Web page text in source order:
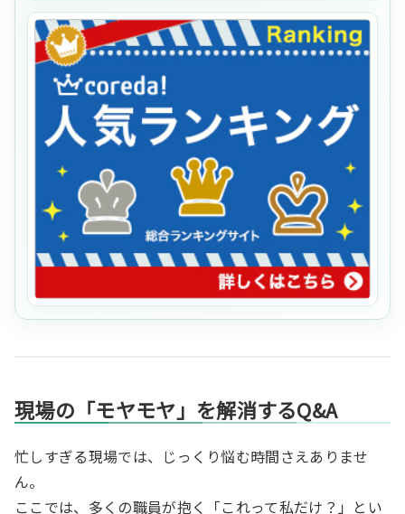
現場の「モヤモヤ」を解消するQ&A
忙しすぎる現場では、じっくり悩む時間さえありませ
ん。
ここでは、多くの職員が抱く「これって私だけ？」とい